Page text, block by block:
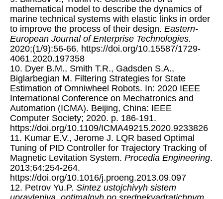
mathematical model to describe the dynamics of
marine technical systems with elastic links in order
to improve the process of their design. Eastern-
European Journal of Enterprise Technologies.
2020;(1/9):56-66. https://doi.org/10.15587/1729-
4061.2020.197358
10. Dyer B.M., Smith T.R., Gadsden S.A.,
Biglarbegian M. Filtering Strategies for State
Estimation of Omniwheel Robots. In: 2020 IEEE
International Conference on Mechatronics and
Automation (ICMA). Beijing, China: IEEE
Computer Society; 2020. p. 186-191.
https://doi.org/10.1109/ICMA49215.2020.9233826
11. Kumar E.V., Jerome J. LQR based Optimal
Tuning of PID Controller for Trajectory Tracking of
Magnetic Levitation System. Procedia Engineering.
2013;64:254-264.
https://doi.org/10.1016/j.proeng.2013.09.097
12. Petrov Yu.P. Sintez ustojchivyh sistem